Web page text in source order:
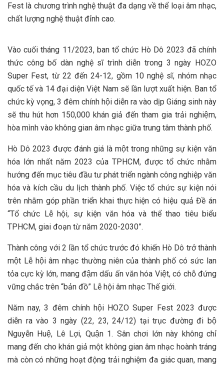
Fest là chương trình nghệ thuật đa dạng về thể loại âm nhạc,
chất lượng nghệ thuật đỉnh cao.
Vào cuối tháng 11/2023, ban tổ chức Hò Dô 2023 đã chính
thức công bố dàn nghệ sĩ trình diễn trong 3 ngày HOZO
Super Fest, từ 22 đến 24-12, gồm 10 nghệ sĩ, nhóm nhạc
quốc tế và 14 đại diện Việt Nam sẽ lần lượt xuất hiện. Ban tổ
chức kỳ vọng, 3 đêm chính hội diễn ra vào dịp Giáng sinh này
sẽ thu hút hơn 150,000 khán giả đến tham gia trải nghiệm,
hòa mình vào không gian âm nhạc giữa trung tâm thành phố.
Hò Dô 2023 được đánh giá là một trong những sự kiện văn
hóa lớn nhất năm 2023 của TPHCM, được tổ chức nhằm
hướng đến mục tiêu đầu tư phát triển ngành công nghiệp văn
hóa và kích cầu du lịch thành phố. Việc tổ chức sự kiện nói
trên nhằm góp phần triển khai thực hiện có hiệu quả Đề án
“Tổ chức Lễ hội, sự kiện văn hóa và thể thao tiêu biểu
TPHCM, giai đoạn từ năm 2020-2030”.
Thành công với 2 lần tổ chức trước đó khiến Hò Dô trở thành
một Lễ hội âm nhạc thường niên của thành phố có sức lan
tỏa cực kỳ lớn, mang đậm dấu ấn văn hóa Việt, có chỗ đứng
vững chắc trên “bản đồ” Lễ hội âm nhạc Thế giới.
Năm nay, 3 đêm chính hội HOZO Super Fest 2023 được
diễn ra vào 3 ngày (22, 23, 24/12) tại trục đường đi bộ
Nguyễn Huệ, Lê Lợi, Quận 1. Sân chơi lớn này không chỉ
mang đến cho khán giả một không gian âm nhạc hoành tráng
mà còn có những hoạt động trải nghiệm đa giác quan, mang